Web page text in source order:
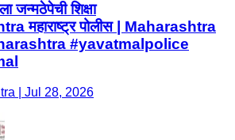
जन्मठेपेची शिक्षा
महाराष्ट्र पोलीस | Maharashtra
#yavatmalpolice
| Jul 28, 2026